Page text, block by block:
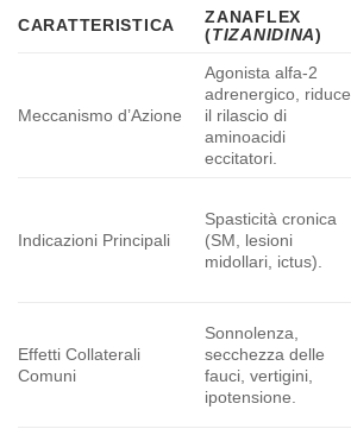
CARATTERISTICA
ZANAFLEX
(TIZANIDINA)
Meccanismo d’Azione
Agonista alfa-2
adrenergico, riduce
il rilascio di
aminoacidi
eccitatori.
Indicazioni Principali
Spasticità cronica
(SM, lesioni
midollari, ictus).
Effetti Collaterali
Comuni
Sonnolenza,
secchezza delle
fauci, vertigini,
ipotensione.